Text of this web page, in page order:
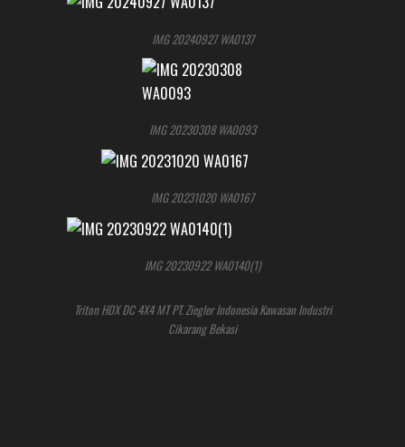
IMG 20240927 WA0137
IMG 20230308 WA0093
IMG 20231020 WA0167
IMG 20230922 WA0140(1)
Triton HDX DC 4X4 MT PT. Ziegler Indonesia Kawasan Industri
Cikarang Bekasi